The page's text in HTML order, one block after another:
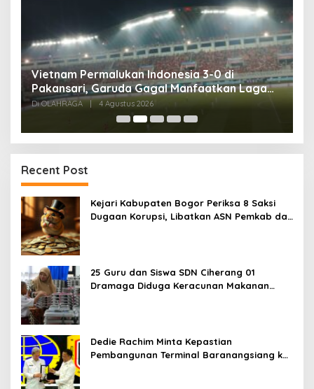
Vietnam Permalukan Indonesia 3-0 di
Pakansari, Garuda Gagal Manfaatkan Laga
Kandang
Di OLAHRAGA 4 Agustus 2026
Recent Post
Kejari Kabupaten Bogor Periksa 8 Saksi
Dugaan Korupsi, Libatkan ASN Pemkab dan
25 Guru dan Siswa SDN Ciherang 01
Dramaga Diduga Keracunan Makanan
Dedie Rachim Minta Kepastian
Pembangunan Terminal Baranangsiang ke